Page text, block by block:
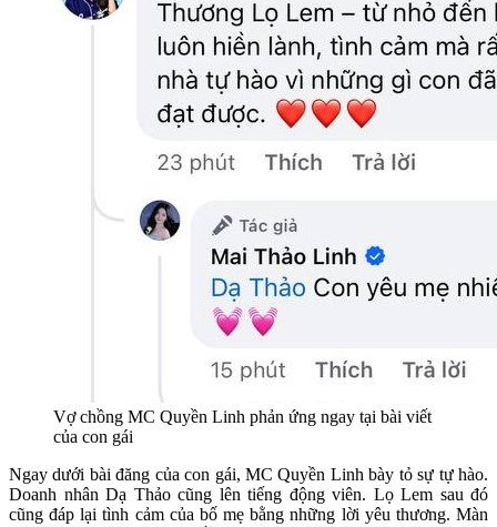
Vợ chồng MC Quyền Linh phản ứng ngay tại bài viết
của con gái
Ngay dưới bài đăng của con gái, MC Quyền Linh bày tỏ sự tự hào.
Doanh nhân Dạ Thảo cũng lên tiếng động viên. Lọ Lem sau đó
cũng đáp lại tình cảm của bố mẹ bằng những lời yêu thương. Màn